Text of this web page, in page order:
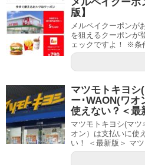
版】
メルペイクーポンが
を狙えるクーポンが
ェックですよ！ ※条
マツモトキヨシ
ー･WAON(ワオ
使えない？＜最
マツモトキヨシ(マツ
オン）は支払いに使
い！ ＜最新版＞ マ